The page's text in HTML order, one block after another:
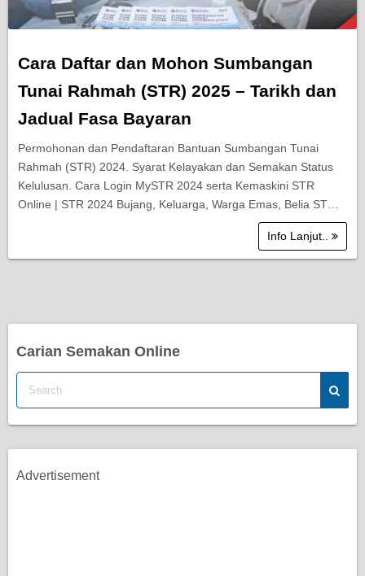
Cara Daftar dan Mohon Sumbangan
Tunai Rahmah (STR) 2025 – Tarikh dan
Jadual Fasa Bayaran
Permohonan dan Pendaftaran Bantuan Sumbangan Tunai
Rahmah (STR) 2024. Syarat Kelayakan dan Semakan Status
Kelulusan. Cara Login MySTR 2024 serta Kemaskini STR
Online | STR 2024 Bujang, Keluarga, Warga Emas, Belia ST…
Info Lanjut..
Carian Semakan Online
Advertisement